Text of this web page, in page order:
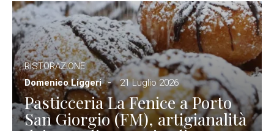
RISTORAZIONE
Domenico Liggeri
21 Luglio 2026
Pasticceria La Fenice a Porto
San Giorgio (FM), artigianalità